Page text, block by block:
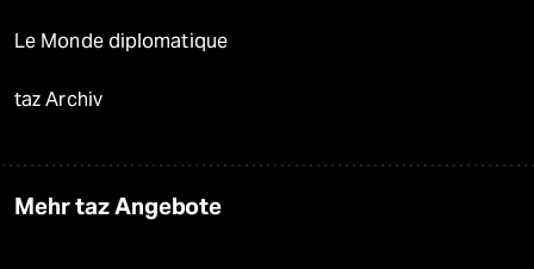
Le Monde diplomatique
taz Archiv
Mehr taz Angebote